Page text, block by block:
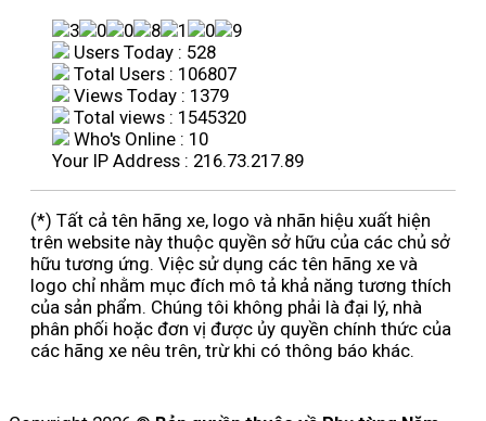
Users Today : 528
Total Users : 106807
Views Today : 1379
Total views : 1545320
Who's Online : 10
Your IP Address : 216.73.217.89
(*) Tất cả tên hãng xe, logo và nhãn hiệu xuất hiện
trên website này thuộc quyền sở hữu của các chủ sở
hữu tương ứng. Việc sử dụng các tên hãng xe và
logo chỉ nhằm mục đích mô tả khả năng tương thích
của sản phẩm. Chúng tôi không phải là đại lý, nhà
phân phối hoặc đơn vị được ủy quyền chính thức của
các hãng xe nêu trên, trừ khi có thông báo khác.